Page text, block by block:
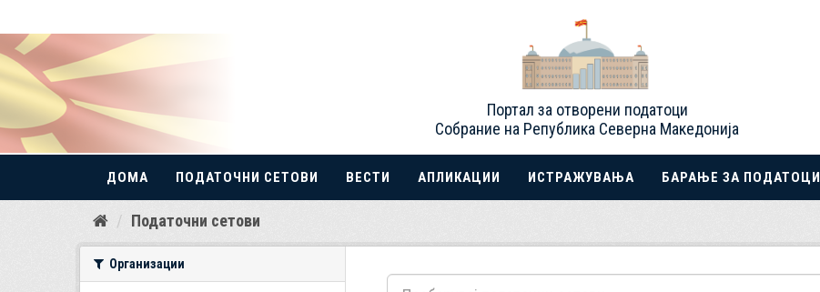
Прескокнете
Портал за отворени податоци
Собрание на Република Северна Македонија
ДОМА ПОДАТОЧНИ СЕТОВИ ВЕСТИ АПЛИКАЦИИ ИСТРАЖУВАЊА БАРАЊЕ ЗА ПОДАТОЦИ
Податочни сетови
Организации